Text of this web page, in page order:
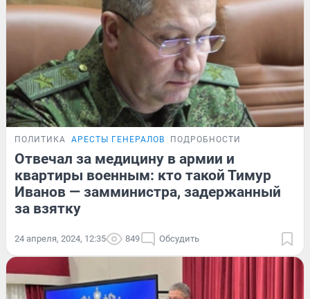
ПОЛИТИКА АРЕСТЫ ГЕНЕРАЛОВ ПОДРОБНОСТИ
Отвечал за медицину в армии и
квартиры военным: кто такой Тимур
Иванов — замминистра, задержанный
за взятку
24 апреля, 2024, 12:35 849 Обсудить